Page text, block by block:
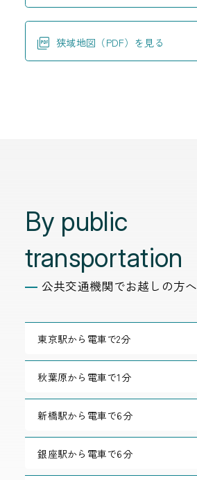
狭域地図（PDF）を見る
By public
transportation
公共交通機関でお越しの方へ
東京駅から電車で2分
秋葉原から電車で1分
新橋駅から電車で6分
銀座駅から電車で6分